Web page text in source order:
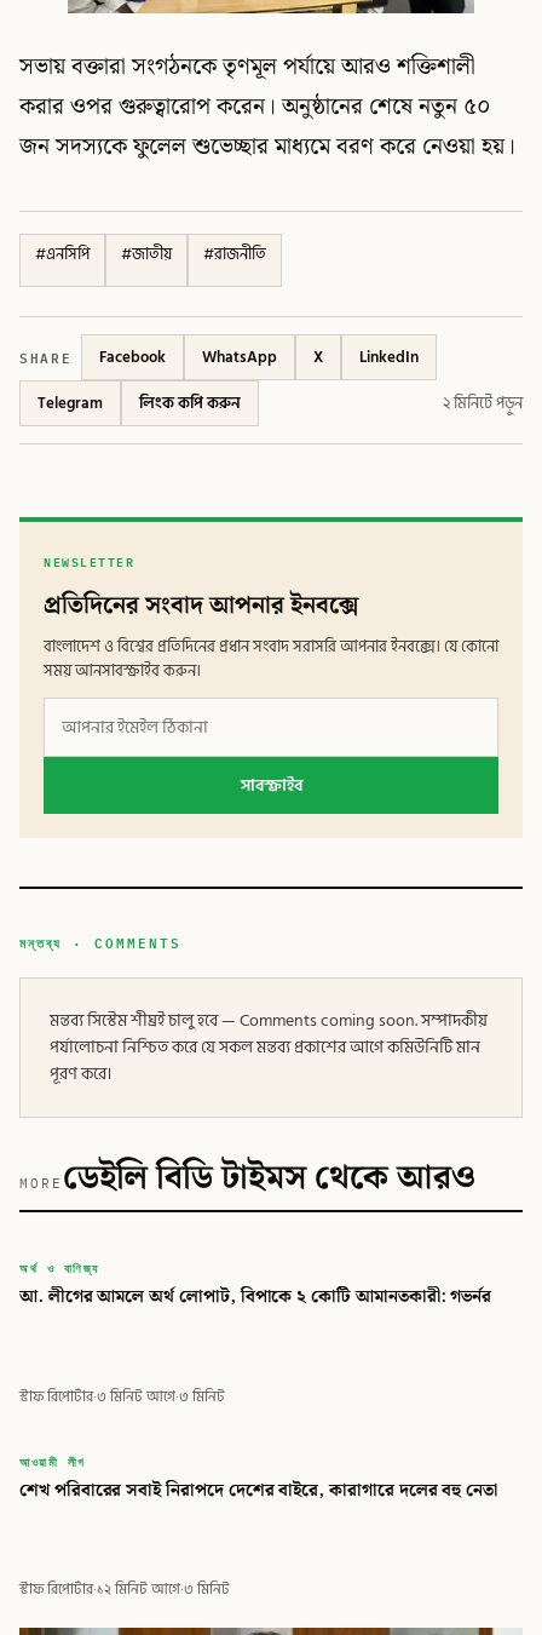
সভায় বক্তারা সংগঠনকে তৃণমূল পর্যায়ে আরও শক্তিশালী
করার ওপর গুরুত্বারোপ করেন। অনুষ্ঠানের শেষে নতুন ৫০
জন সদস্যকে ফুলেল শুভেচ্ছার মাধ্যমে বরণ করে নেওয়া হয়।
#এনসিপি #জাতীয় #রাজনীতি
SHARE Facebook WhatsApp X
LinkedIn
Telegram
লিংক কপি করুন ২ মিনিটে পড়ুন
NEWSLETTER
প্রতিদিনের সংবাদ আপনার ইনবক্সে
বাংলাদেশ ও বিশ্বের প্রতিদিনের প্রধান সংবাদ সরাসরি আপনার ইনবক্সে। যে কোনো
সময় আনসাবস্ক্রাইব করুন।
সাবস্ক্রাইব
মন্তব্য · COMMENTS
মন্তব্য সিস্টেম শীঘ্রই চালু হবে — Comments coming soon. সম্পাদকীয়
পর্যালোচনা নিশ্চিত করে যে সকল মন্তব্য প্রকাশের আগে কমিউনিটি মান
পূরণ করে।
MORE ডেইলি বিডি টাইমস থেকে আরও
বিডি
ডেইলি বিডি টাইমস
অর্থ ও বাণিজ্য
আ. লীগের আমলে অর্থ লোপাট, বিপাকে ২ কোটি আমানতকারী: গভর্নর
স্টাফ রিপোর্টার·৩ মিনিট আগে·৩ মিনিট
বিডি
ডেইলি বিডি টাইমস
আওয়ামী লীগ
শেখ পরিবারের সবাই নিরাপদে দেশের বাইরে, কারাগারে দলের বহু নেতা
স্টাফ রিপোর্টার·১২ মিনিট আগে·৩ মিনিট